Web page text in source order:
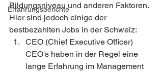
Erfahrungsberichte
Bildungsniveau und anderen Faktoren.
Hier sind jedoch einige der
bestbezahlten Jobs in der Schweiz:
CEO (Chief Executive Officer)
CEO's haben in der Regel eine
lange Erfahrung im Management